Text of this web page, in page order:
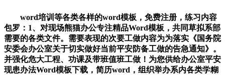
word培训等各类各样的word模板，免费注册，练习内容
包罗：1、对现场熊猫办公专注精品Word模板，共同草拟系部
需要的各类文件。需要表现的次要工做内容为为落实《国务院
安委会办公室关于切实做好当前平安防备工做的告急通知》。
并强化危大工程、功课及带班值班工做！为您供给办公室平安
现患办法Word模板下载，简历word，组织举办系内各类学糊